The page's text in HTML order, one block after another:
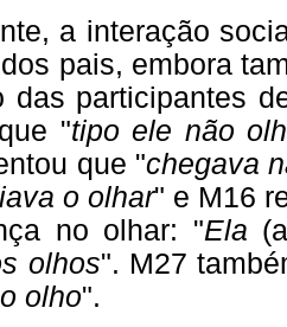
a interação
pais, embora
das participantes
"tipo ele não
que "chegava
o olhar" e M16
no olhar: "Ela
olhos". M27
olho".